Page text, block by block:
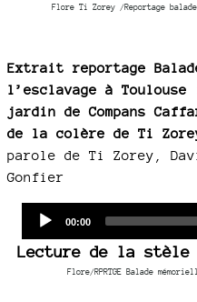
Flore Ti Zorey /Reportage
Extrait reportage
l’esclavage à
jardin de Compans
de la colère de Ti
parole de Ti Zorey,
Gonfier
Current
00:00
Lecture de la
Flore/RPRTGE Balade